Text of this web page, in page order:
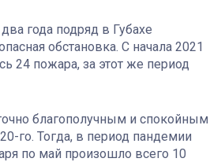
года подряд в Губахе
обстановка. С начала 2021
24 пожара, за этот же период
благополучным и спокойным
го. Тогда, в период пандемии
по май произошло всего 10